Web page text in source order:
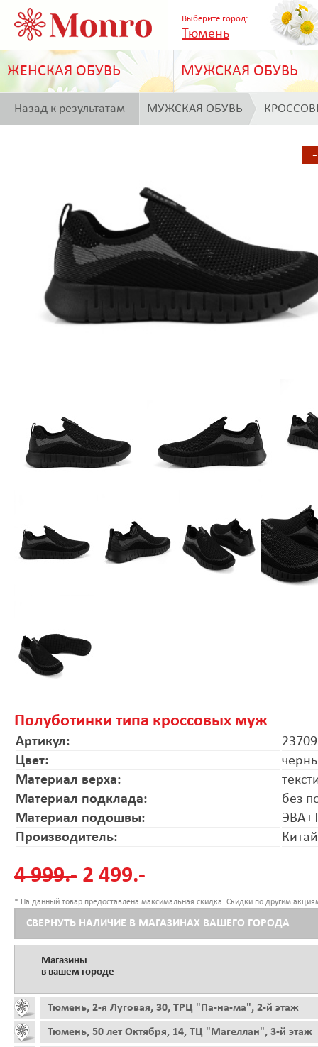
Выберите город:
Тюмень
ЖЕНСКАЯ ОБУВЬ МУЖСКАЯ ОБУВЬ
Назад к результатам МУЖСКАЯ ОБУВЬ
Полуботинки типа кроссовых муж
Артикул:
Цвет:
Материал верха:
Материал подклада:
без
Материал подошвы:
Производитель:
Китай
4 999.- 2 499.-
* На данный товар предоставлена максимальная скидка. Скидки по другим
СВЕРНУТЬ НАЛИЧИЕ В МАГАЗИНАХ ВАШЕГО ГОРОДА
Магазины
в вашем городе
Тюмень, 2-я Луговая, 30, ТРЦ "Па-на-ма", 2-й этаж
Тюмень, 50 лет Октября, 14, ТЦ "Магеллан", 3-й этаж